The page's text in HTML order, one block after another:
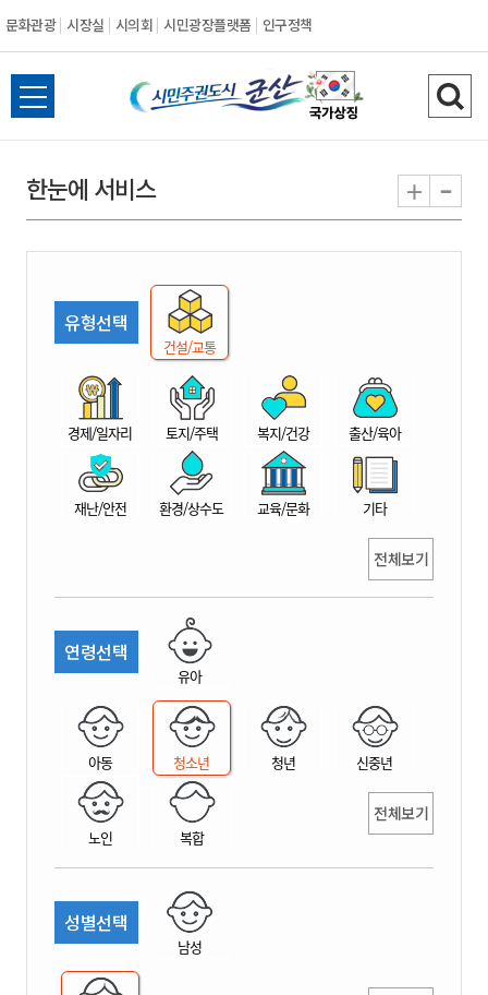
문화관광 시장실 시의회 시민광장플랫폼 인구정책
시
민
권
도
시
산
전
체
뉴
열
검
색
기
한눈에 서비스 + -
유형선택
건설/교통
경제/일자리 토지/주택 복지/건강 출산/육아
재난/안전 환경/상수도 교육/문화 기타
전체보기
연령선택
유아
아동 청소년 청년 신중년
노인 복합
전체보기
성별선택
남성